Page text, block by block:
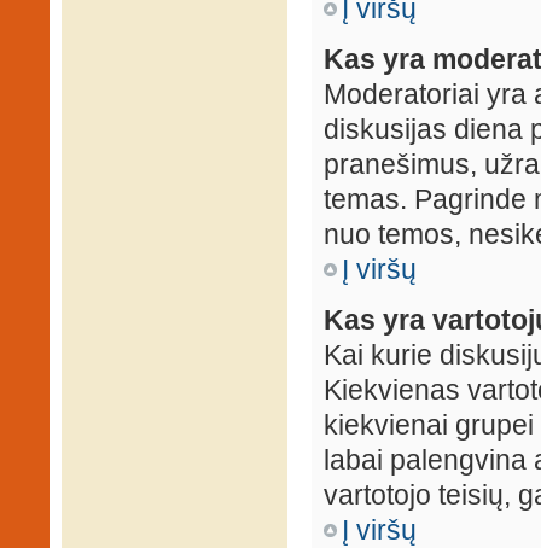
Į viršų
Kas yra
Moderatoriai yra
diskusijas diena
pranešimus,
temas. Pagrinde
nuo temos,
Į viršų
Kas yra
Kai kurie
Kiekvienas
kiekvienai
labai palengvina
vartotojo teisių,
Į viršų